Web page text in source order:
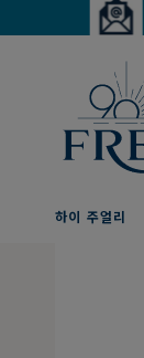
를 이메일 주문 서비스
하이 주얼리